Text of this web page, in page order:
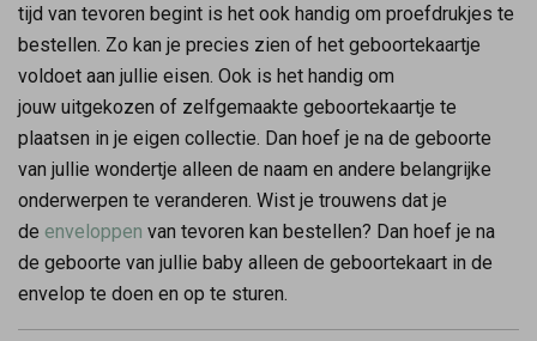
tijd van tevoren begint is het ook handig om proefdrukjes te
bestellen. Zo kan je precies zien of het geboortekaartje
voldoet aan jullie eisen. Ook is het handig om
jouw uitgekozen of zelfgemaakte geboortekaartje te
plaatsen in je eigen collectie. Dan hoef je na de geboorte
van jullie wondertje alleen de naam en andere belangrijke
onderwerpen te veranderen. Wist je trouwens dat je
de enveloppen van tevoren kan bestellen? Dan hoef je na
de geboorte van jullie baby alleen de geboortekaart in de
envelop te doen en op te sturen.